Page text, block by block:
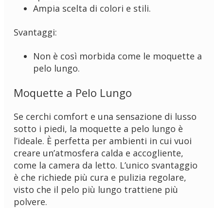
Ampia scelta di colori e stili.
Svantaggi:
Non è così morbida come le moquette a
pelo lungo.
Moquette a Pelo Lungo
Se cerchi comfort e una sensazione di lusso
sotto i piedi, la moquette a pelo lungo è
l’ideale. È perfetta per ambienti in cui vuoi
creare un’atmosfera calda e accogliente,
come la camera da letto. L’unico svantaggio
è che richiede più cura e pulizia regolare,
visto che il pelo più lungo trattiene più
polvere.